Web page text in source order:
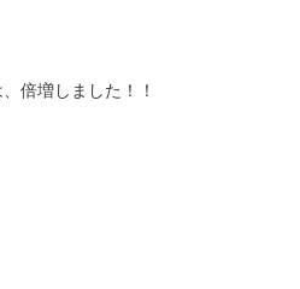
倍増しました！！